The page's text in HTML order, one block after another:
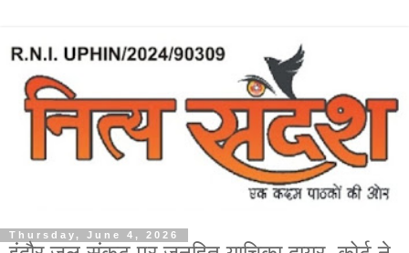
Thursday, June 4, 2026